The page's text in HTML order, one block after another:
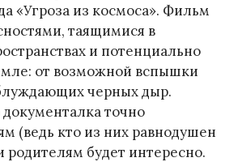
«Угроза из космоса». Фильм
таящимися в
и потенциально
от возможной вспышки
черных дыр.
точно
(ведь кто из них равнодушен
родителям будет интересно.